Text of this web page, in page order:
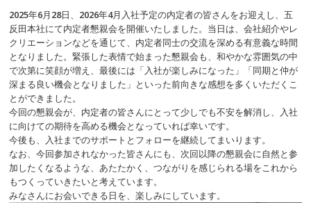
2025年6月28日、2026年4月入社予定の内定者の皆さんをお迎えし、五
反田本社にて内定者懇親会を開催いたしました。当日は、会社紹介やレ
クリエーションなどを通じて、内定者同士の交流を深める有意義な時間
となりました。緊張した表情で始まった懇親会も、和やかな雰囲気の中
で次第に笑顔が増え、最後には「入社が楽しみになった」「同期と仲が
深まる良い機会となりました」といった前向きな感想を多くいただくこ
とができました。
今回の懇親会が、内定者の皆さんにとって少しでも不安を解消し、入社
に向けての期待を高める機会となっていれば幸いです。
今後も、入社までのサポートとフォローを継続してまいります。
なお、今回参加されなかった皆さんにも、次回以降の懇親会に自然と参
加したくなるような、あたたかく、つながりを感じられる場をこれから
もつくっていきたいと考えています。
みなさんにお会いできる日を、楽しみにしています。